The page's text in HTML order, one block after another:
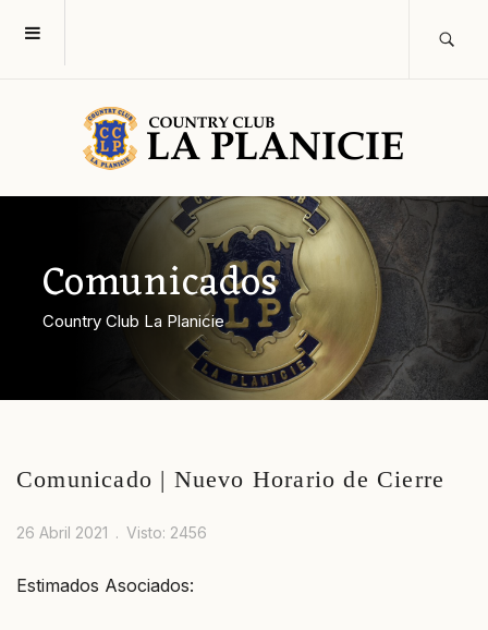
Comunicados
Country Club La Planicie
Comunicado | Nuevo Horario de Cierre
26 Abril 2021 Visto: 2456
Estimados Asociados: